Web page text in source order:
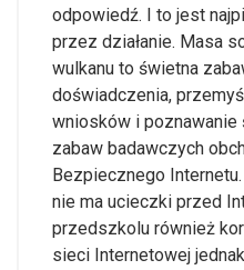
odpowiedź. I to jest
przez działanie. Masa
wulkanu to świetna
doświadczenia,
wniosków i poznawanie
zabaw badawczych
Bezpiecznego
nie ma ucieczki przed
przedszkolu również
sieci Internetowej